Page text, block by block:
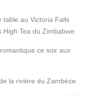
table au Victoria Falls
Tea du Zimbabwe.
ce soir aux
la rivière du Zambèze.